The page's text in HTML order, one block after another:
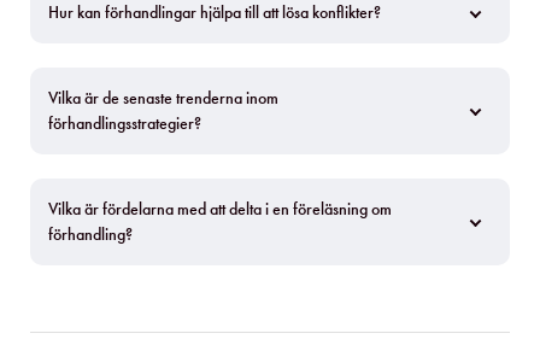
Hur kan förhandlingar hjälpa till att lösa konflikter?
Vilka är de senaste trenderna inom
förhandlingsstrategier?
Vilka är fördelarna med att delta i en föreläsning om
förhandling?